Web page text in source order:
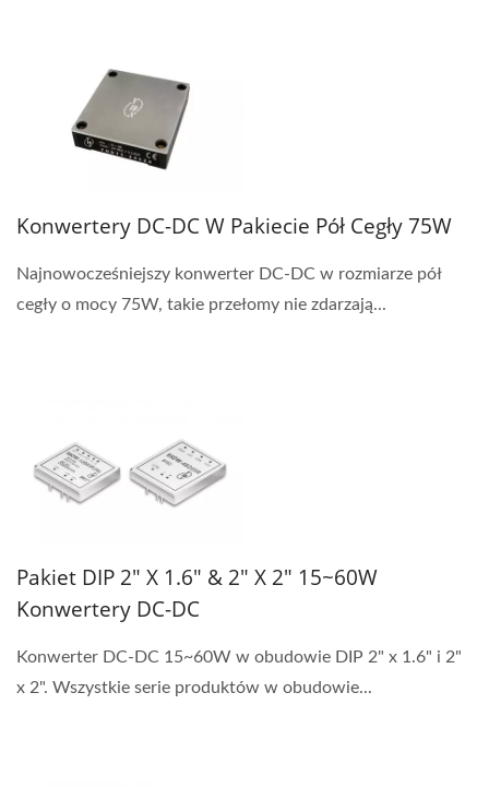
Konwertery DC-DC W Pakiecie Pół Cegły 75W
Najnowocześniejszy konwerter DC-DC w rozmiarze pół
cegły o mocy 75W, takie przełomy nie zdarzają...
Pakiet DIP 2" X 1.6" & 2" X 2" 15~60W
Konwertery DC-DC
Konwerter DC-DC 15~60W w obudowie DIP 2" x 1.6" i 2"
x 2". Wszystkie serie produktów w obudowie...